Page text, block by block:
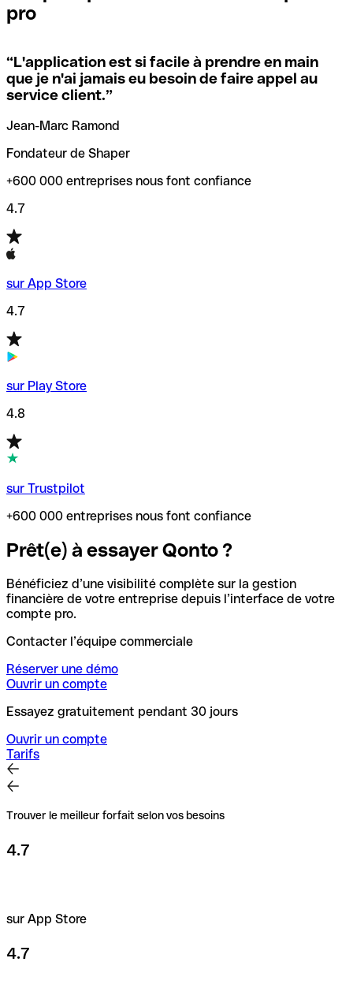
locales.
Si vous n'êtes pas sûr du code SWIFT que vous devriez
utiliser, nous avons développé un outil de recherche de
codes SWIFT par nom de banque.
vérification/recherche de codes SWIFT. Ainsi, vous pouvez
trouver et vérifier vos codes SWIFT avant de réaliser vos
transferts d’argent.
pro
“L'application est si facile à prendre en main
que je n'ai jamais eu besoin de faire appel au
service client.”
Jean-Marc Ramond
Fondateur de Shaper
+600 000 entreprises nous font confiance
4.7
sur App Store
4.7
sur Play Store
4.8
sur Trustpilot
+600 000 entreprises nous font confiance
Prêt(e) à essayer Qonto ?
Bénéficiez d’une visibilité complète sur la gestion
financière de votre entreprise depuis l’interface de votre
compte pro.
Contacter l’équipe commerciale
Réserver une démo
Ouvrir un compte
Essayez gratuitement pendant 30 jours
Ouvrir un compte
Tarifs
Trouver le meilleur forfait selon vos besoins
4.7
sur App Store
4.7